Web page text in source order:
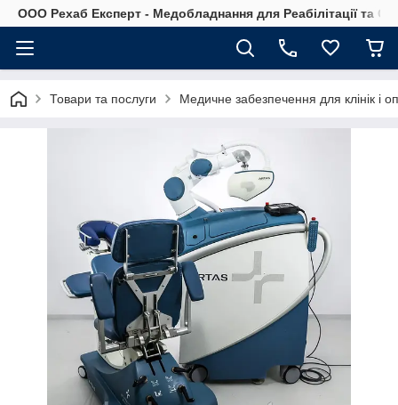
OOO Рехаб Експерт - Медобладнання для Реабілітації та
Товари та послуги Медичне забезпечення для клінік і